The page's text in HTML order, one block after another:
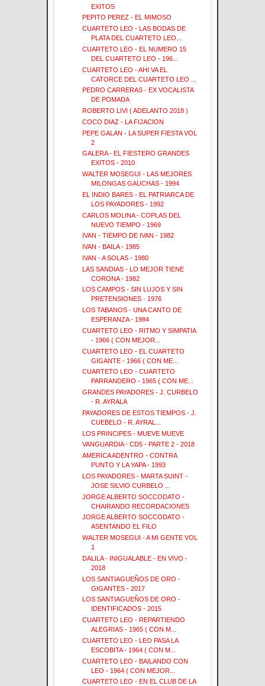
EXITOS
PEPITO PEREZ - EL MIMOSO
CUARTETO LEO - LAS BODAS DE
PLATA DEL CUARTETO LEO...
CUARTETO LEO - EL NUMERO 15
DEL CUARTETO LEO - 196...
CUARTETO LEO - AHI VA EL
CATORCE DEL CUARTETO LEO ...
PEDRO CARRERAS - EX VOCALISTA
DE POMADA
ROBERTO LIVI ( ADELANTO 2018 )
COCO DIAZ - LA FIJACION
PEPE GALAN - LA SUPER FIESTA VOL
2
GALERA - EL FIESTERO GRANDES
EXITOS - 2010
WALTER MOSEGUI - LAS MEJORES
MILONGAS GAUCHAS - 1994
EL INDIO BARES - EL PATRIARCA DE
LOS PAYADORES - 1992
CARLOS MOLINA - COPLAS DEL
NUEVO TIEMPO - 1969
IVAN - TIEMPO DE IVAN - 1982
IVAN - BAILA - 1985
IVAN - A SOLAS - 1980
LAS SANDIAS - LO MEJOR TIENE
CORONA - 1982
LOS CAMPOS - SIN LUJOS Y SIN
PRETENSIONES - 1976
LOS TABANOS - UNA CANTO DE
ESPERANZA - 1984
CUARTETO LEO - RITMO Y SIMPATIA
- 1966 ( CON MEJOR...
CUARTETO LEO - EL CUARTETO
GIGANTE - 1966 ( CON ME...
CUARTETO LEO - CUARTETO
PARRANDERO - 1965 ( CON ME...
GRANDES PAYADORES - J. CURBELO
- R. AYRALA
PAYADORES DE ESTOS TIEMPOS - J.
CUEBELO - R. AYRAL...
LOS PRINCIPES - MUEVE MUEVE
VANGUARDIA - CD5 - PARTE 2 - 2018
AMERICA ADENTRO - CONTRA
PUNTO Y LA YAPA - 1993
LOS PAYADORES - MARTA SUINT -
JOSE SILVIO CURBELO ...
JORGE ALBERTO SOCCODATO -
CHAIRANDO RECORDACIONES
JORGE ALBERTO SOCCODATO -
ASENTANDO EL FILO
WALTER MOSEGUI - A MI GENTE VOL
1
DALILA - INIGUALABLE - EN VIVO -
2018
LOS SANTIAGUEÑOS DE ORO -
GIGANTES - 2017
LOS SANTIAGUEÑOS DE ORO -
IDENTIFICADOS - 2015
CUARTETO LEO - REPARTIENDO
ALEGRIAS - 1965 ( CON M...
CUARTETO LEO - LEO PASA LA
ESCOBITA - 1964 ( CON M...
CUARTETO LEO - BAILANDO CON
LEO - 1964 ( CON MEJOR...
CUARTETO LEO - EN EL CLUB DE LA